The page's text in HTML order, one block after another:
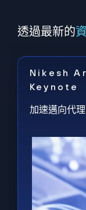
透過最新的
Nikesh
Keynote
加速邁向代